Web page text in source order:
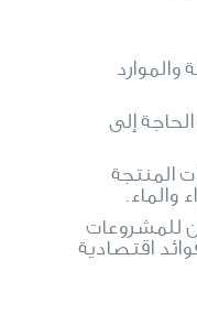
والموارد
إلى
المنتجة
للمشروعات
اقتصادية